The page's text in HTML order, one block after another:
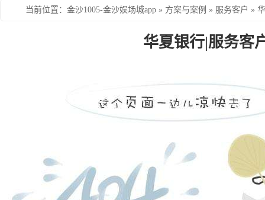
当前位置 ： 金沙1005-金沙娱场城app » 方案与案例 » 服务客户 »
华夏银行|服务客